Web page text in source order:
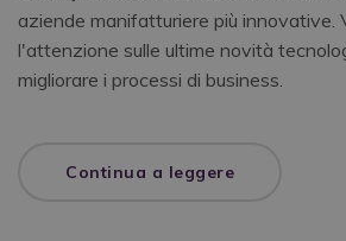
aziende manifatturiere più innovative.
l'attenzione sulle ultime novità
migliorare i processi di business.
Continua a leggere